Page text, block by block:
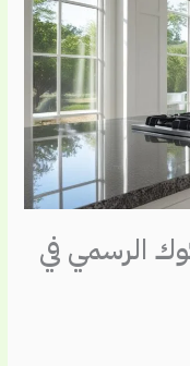
الرسمي في